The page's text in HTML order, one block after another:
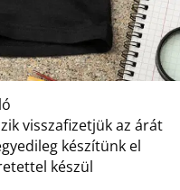
visszafizetjük az árát
készítünk el
készül